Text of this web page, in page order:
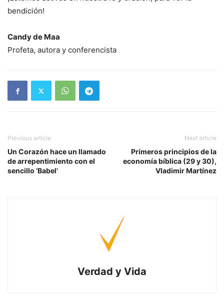
bendición!
Candy de Maa
Profeta, autora y conferencista
Previous article
Un Corazón hace un llamado
de arrepentimiento con el
sencillo ‘Babel’
Next article
Primeros principios de la
economía bíblica (29 y 30),
Vladimir Martínez
Verdad y Vida